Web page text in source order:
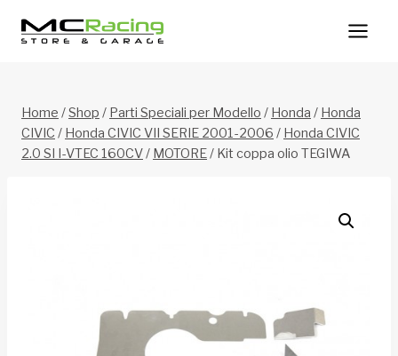
Home /Shop / Parti Speciali per Modello / Honda / Honda
CIVIC / Honda CIVIC VII SERIE 2001-2006 / Honda CIVIC
2.0 SI I-VTEC 160CV/ MOTORE/ Kit coppa olio TEGIWA